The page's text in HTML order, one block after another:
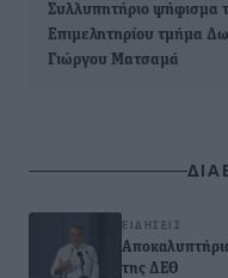
Συλλυπητήριο ψήφισμα
Επιμελητηρίου τμήμα
Γιώργου Ματσαμά
ΕΙΔΉΣΕΙΣ
της ΔΕΘ